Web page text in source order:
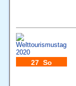
27 So